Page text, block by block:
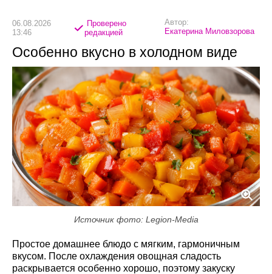
06.08.2026
13:46
Проверено
редакцией
Автор:
Екатерина Миловзорова
Особенно вкусно в холодном виде
Источник фото: Legion-Media
Простое домашнее блюдо с мягким, гармоничным
вкусом. После охлаждения овощная сладость
раскрывается особенно хорошо, поэтому закуску